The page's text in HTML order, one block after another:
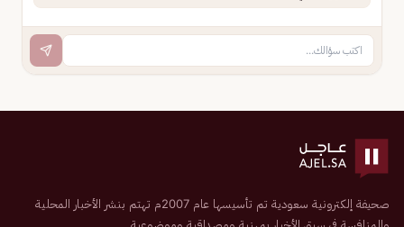
صحيفة إلكترونية سعودية تم تأسيسها عام 2007م تهتم بنشر الأخبار المحلية